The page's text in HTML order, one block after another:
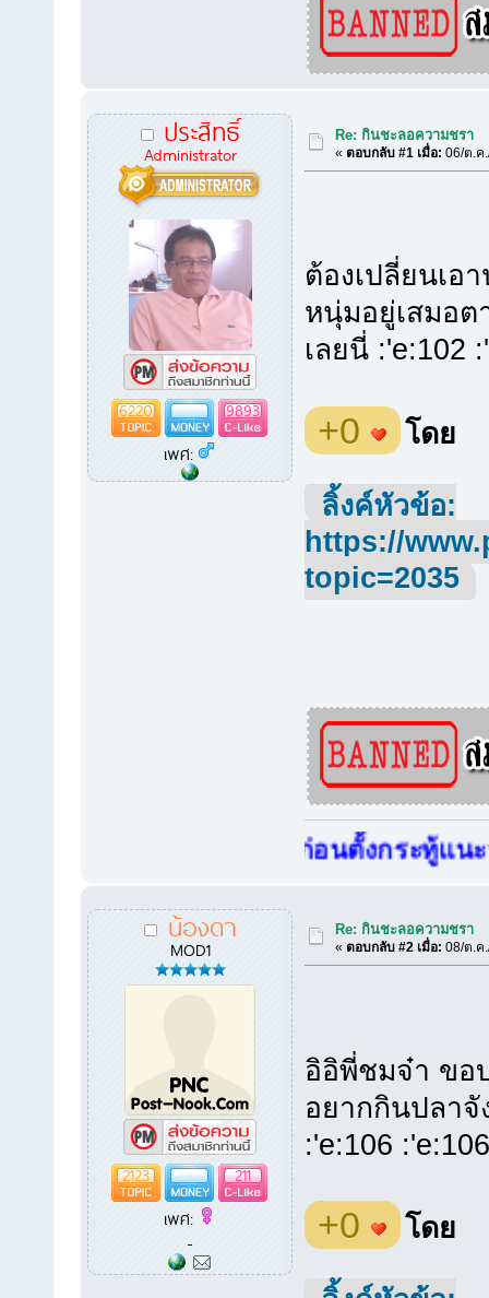
ประสิทธิ์
Administrator
6220
9893
เพศ:
Re: กินชะลอความชรา
«ตอบกลับ #1 เมื่อ: 06/ต.ค
ต้องเปลี่ยนเอ
หนุ่มอยู่เสมอต
เลยนี่ :'e:102
+0 โดย
ลิ้งค์หัวข้อ:
https://
topic=2035
สมาชิกใหม่..ก่อนตั้งกระทู้แนะนำตัว
น้องดา
MOD1
2123
211
เพศ:
-
Re: กินชะลอความชรา
«ตอบกลับ #2 เมื่อ: 08/ต.ค
อิอิพี่ชมจ๋า ขอ
อยากกินปลา
:'e:106
+0 โดย